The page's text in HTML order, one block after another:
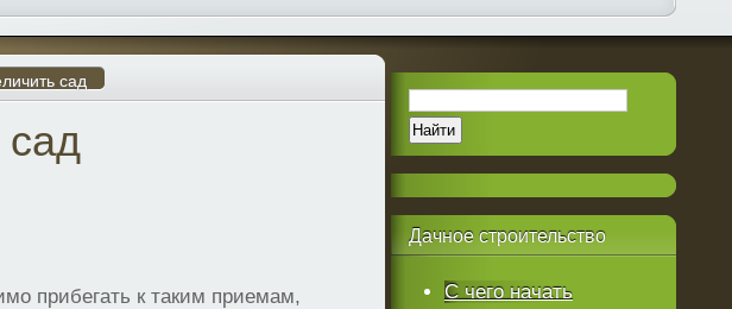
сад
сад
прибегать к таким приемам,
Дачноестроительство
С чего начать